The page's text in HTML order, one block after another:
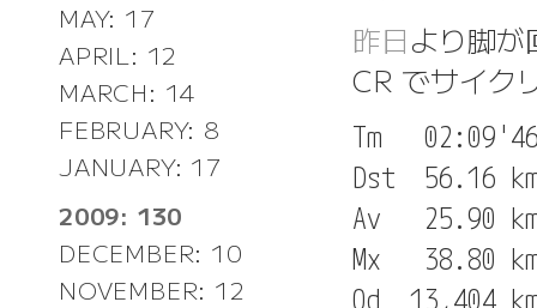
MAY: 17
APRIL: 12
MARCH: 14
FEBRUARY: 8
JANUARY: 17
2009: 130
DECEMBER: 10
NOVEMBER: 12
昨日より脚
CR でサイク
Tm
Dst  56.16
Av   25.90
Mx   38.80